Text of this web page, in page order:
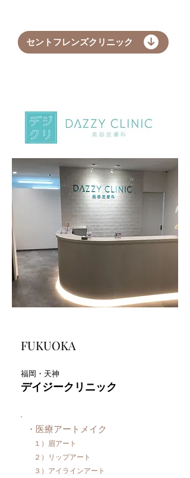
セントフレンズクリニック
FUKUOKA
福岡・天神
デイジークリニック
・医療アートメイク
１）眉アート
２）リップアート
３）アイラインアート